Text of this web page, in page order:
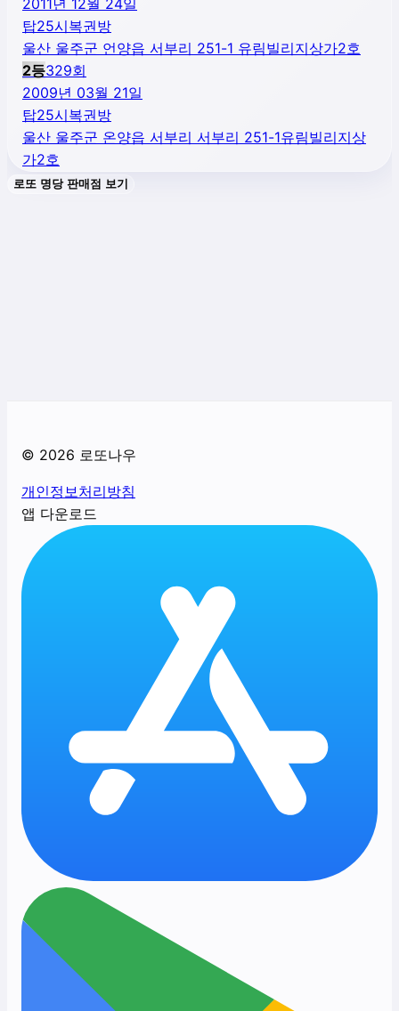
2011년 12월 24일
탑25시복권방
울산 울주군 언양읍 서부리 251-1 유림빌리지상가2호
2등329회
2009년 03월 21일
탑25시복권방
울산 울주군 온양읍 서부리 서부리 251-1유림빌리지상
가2호
로또 명당 판매점 보기
© 2026 로또나우
개인정보처리방침
앱 다운로드